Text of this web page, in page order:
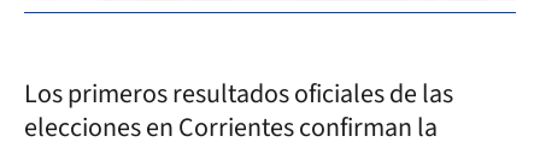
Los primeros resultados oficiales de las
elecciones en Corrientes confirman la